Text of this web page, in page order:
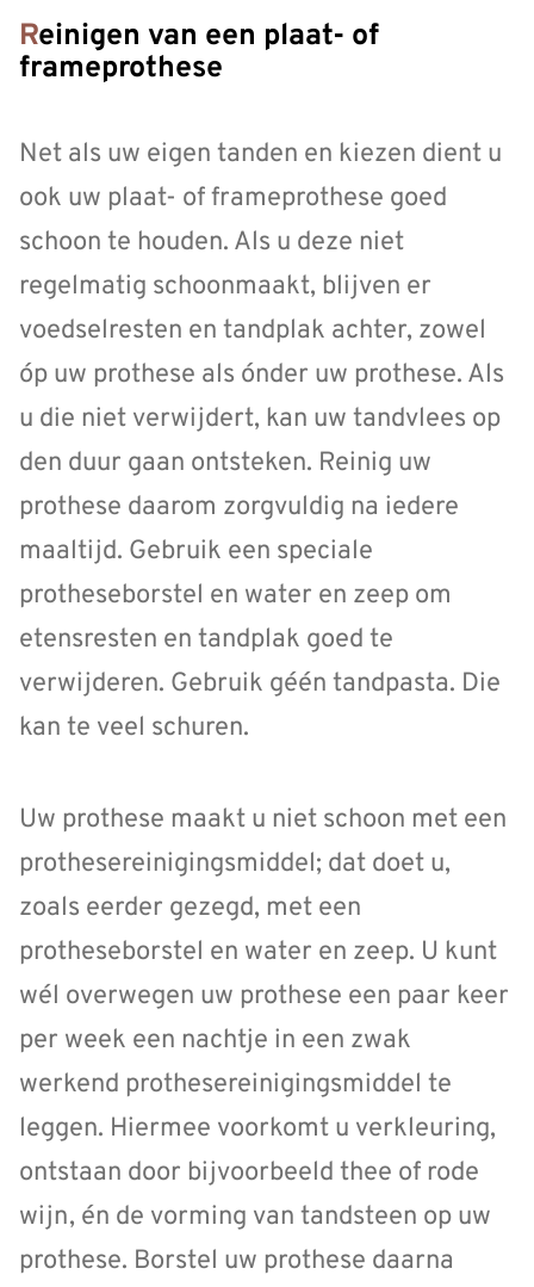
Reinigen van een plaat- of
frameprothese
Net als uw eigen tanden en kiezen dient u
ook uw plaat- of frameprothese goed
schoon te houden. Als u deze niet
regelmatig schoonmaakt, blijven er
voedselresten en tandplak achter, zowel
óp uw prothese als ónder uw prothese. Als
u die niet verwijdert, kan uw tandvlees op
den duur gaan ontsteken. Reinig uw
prothese daarom zorgvuldig na iedere
maaltijd. Gebruik een speciale
protheseborstel en water en zeep om
etensresten en tandplak goed te
verwijderen. Gebruik géén tandpasta. Die
kan te veel schuren.
Uw prothese maakt u niet schoon met een
prothesereinigingsmiddel; dat doet u,
zoals eerder gezegd, met een
protheseborstel en water en zeep. U kunt
wél overwegen uw prothese een paar keer
per week een nachtje in een zwak
werkend prothesereinigingsmiddel te
leggen. Hiermee voorkomt u verkleuring,
ontstaan door bijvoorbeeld thee of rode
wijn, én de vorming van tandsteen op uw
prothese. Borstel uw prothese daarna